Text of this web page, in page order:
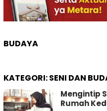
BUDAYA
KATEGORI:SENI DAN
Mengintip
Rumah